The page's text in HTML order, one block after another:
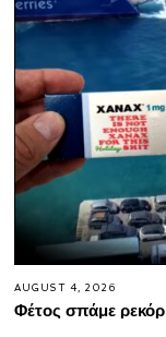
AUGUST 4, 2026
Φέτος σπάμε